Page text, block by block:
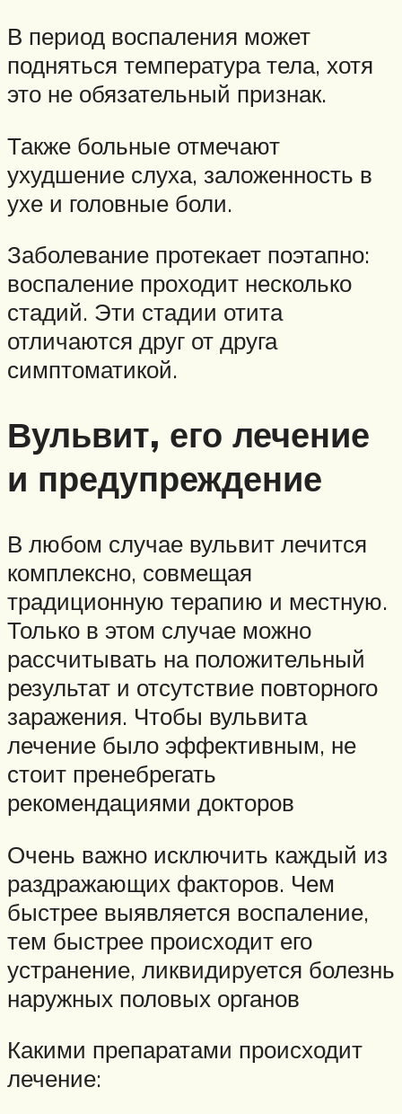
В период воспаления может
подняться температура тела, хотя
это не обязательный признак.
Также больные отмечают
ухудшение слуха, заложенность в
ухе и головные боли.
Заболевание протекает поэтапно:
воспаление проходит несколько
стадий. Эти стадии отита
отличаются друг от друга
симптоматикой.
Вульвит, его лечение
и предупреждение
В любом случае вульвит лечится
комплексно, совмещая
традиционную терапию и местную.
Только в этом случае можно
рассчитывать на положительный
результат и отсутствие повторного
заражения. Чтобы вульвита
лечение было эффективным, не
стоит пренебрегать
рекомендациями докторов
Очень важно исключить каждый из
раздражающих факторов. Чем
быстрее выявляется воспаление,
тем быстрее происходит его
устранение, ликвидируется болезнь
наружных половых органов
Какими препаратами происходит
лечение: